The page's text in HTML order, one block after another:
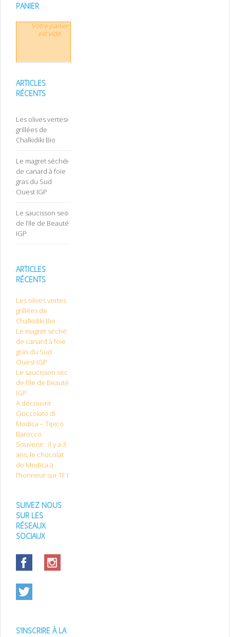
PANIER
Votre panier
est vide.
ARTICLES
RÉCENTS
Les olives vertes
grillées de
Chalkidiki Bio
Le magret séché
de canard à foie
gras du Sud
Ouest IGP
Le saucisson sec
de l’Ile de Beauté
IGP
ARTICLES
RÉCENTS
Les olives vertes
grillées de
Chalkidiki Bio
Le magret séché
de canard à foie
gras du Sud
Ouest IGP
Le saucisson sec
de l’Ile de Beauté
IGP
A découvrir :
Cioccolato di
Modica – Tipico
Barocco
Souvenir : il y a 3
ans, le chocolat
de Modica à
l’honneur sur TF1
SUIVEZ NOUS
SUR LES
RÉSEAUX
SOCIAUX
S’INSCRIRE À LA